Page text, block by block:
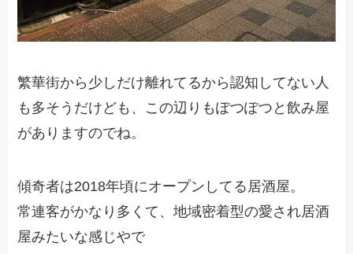
繁華街から少しだけ離れてるから認知してない人
も多そうだけども、この辺りもぽつぽつと飲み屋
がありますのでね。
傾奇者は2018年頃にオープンしてる居酒屋。
常連客がかなり多くて、地域密着型の愛され居酒
屋みたいな感じやで